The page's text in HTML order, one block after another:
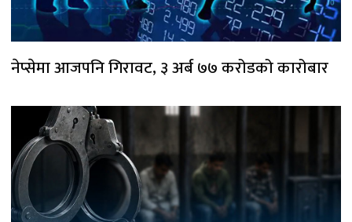
नेप्सेमा आजपनि गिरावट, ३ अर्ब ७७ करोडको कारोबार